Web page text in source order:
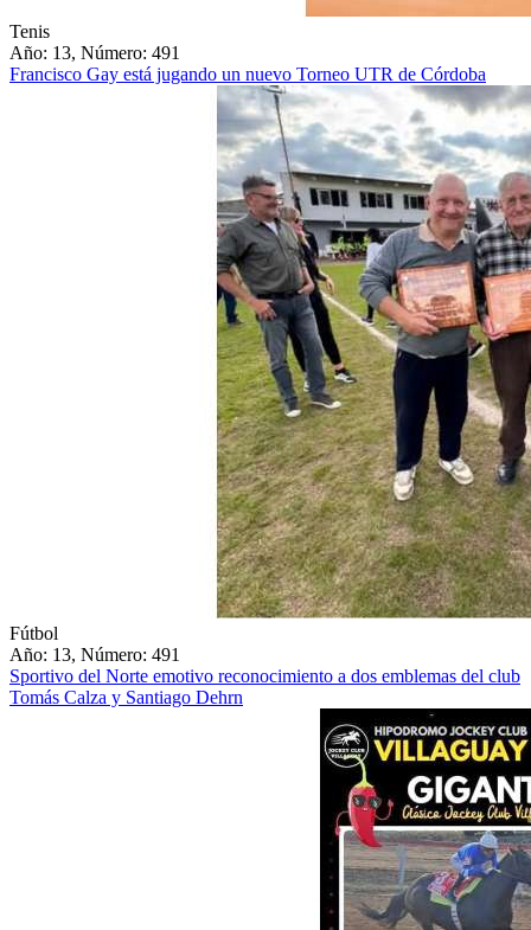
Tenis
Año: 13, Número: 491
Francisco Gay está jugando un nuevo Torneo UTR de Córdoba
Fútbol
Año: 13, Número: 491
Sportivo del Norte emotivo reconocimiento a dos emblemas del club
Tomás Calza y Santiago Dehrn